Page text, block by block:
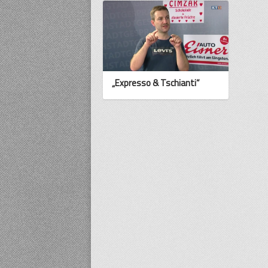
„Expresso & Tschianti“